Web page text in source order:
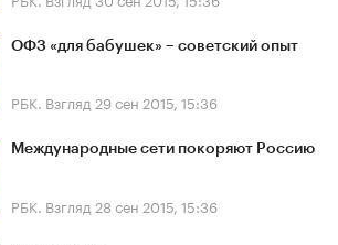
ОФЗ «для бабушек» – советский опыт
РБК. Взгляд 29 сен 2015, 15:36
Международные сети покоряют Россию
РБК. Взгляд 28 сен 2015, 15:36